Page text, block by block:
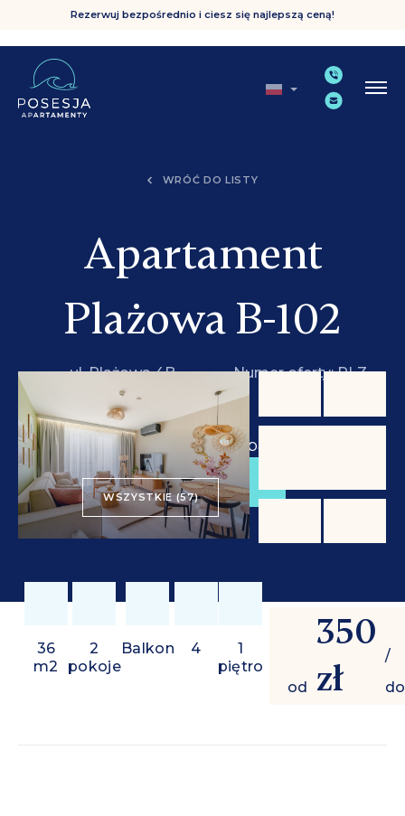
Rezerwuj bezpośrednio i ciesz się najlepszą ceną!
WRÓĆ DO LISTY
Apartament
Plażowa B-102
ul. Plażowa 4B,
Grzybowo
Numer oferty: PLZ
350 zł / doba
REZERWUJ
WSZYSTKIE (57)
36
m2
2
pokoje
Balkon 4
1
piętro
od
350
zł
/